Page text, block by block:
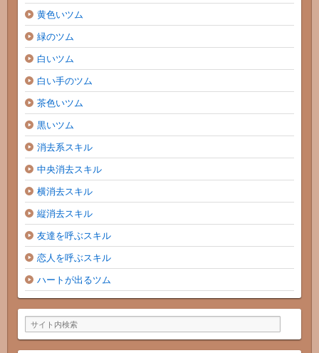
黄色いツム
緑のツム
白いツム
白い手のツム
茶色いツム
黒いツム
消去系スキル
中央消去スキル
横消去スキル
縦消去スキル
友達を呼ぶスキル
恋人を呼ぶスキル
ハートが出るツム